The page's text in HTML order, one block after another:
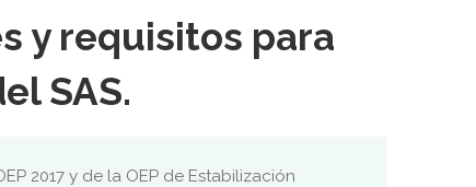
y requisitos para
SAS.
2017 y de la OEP de Estabilización